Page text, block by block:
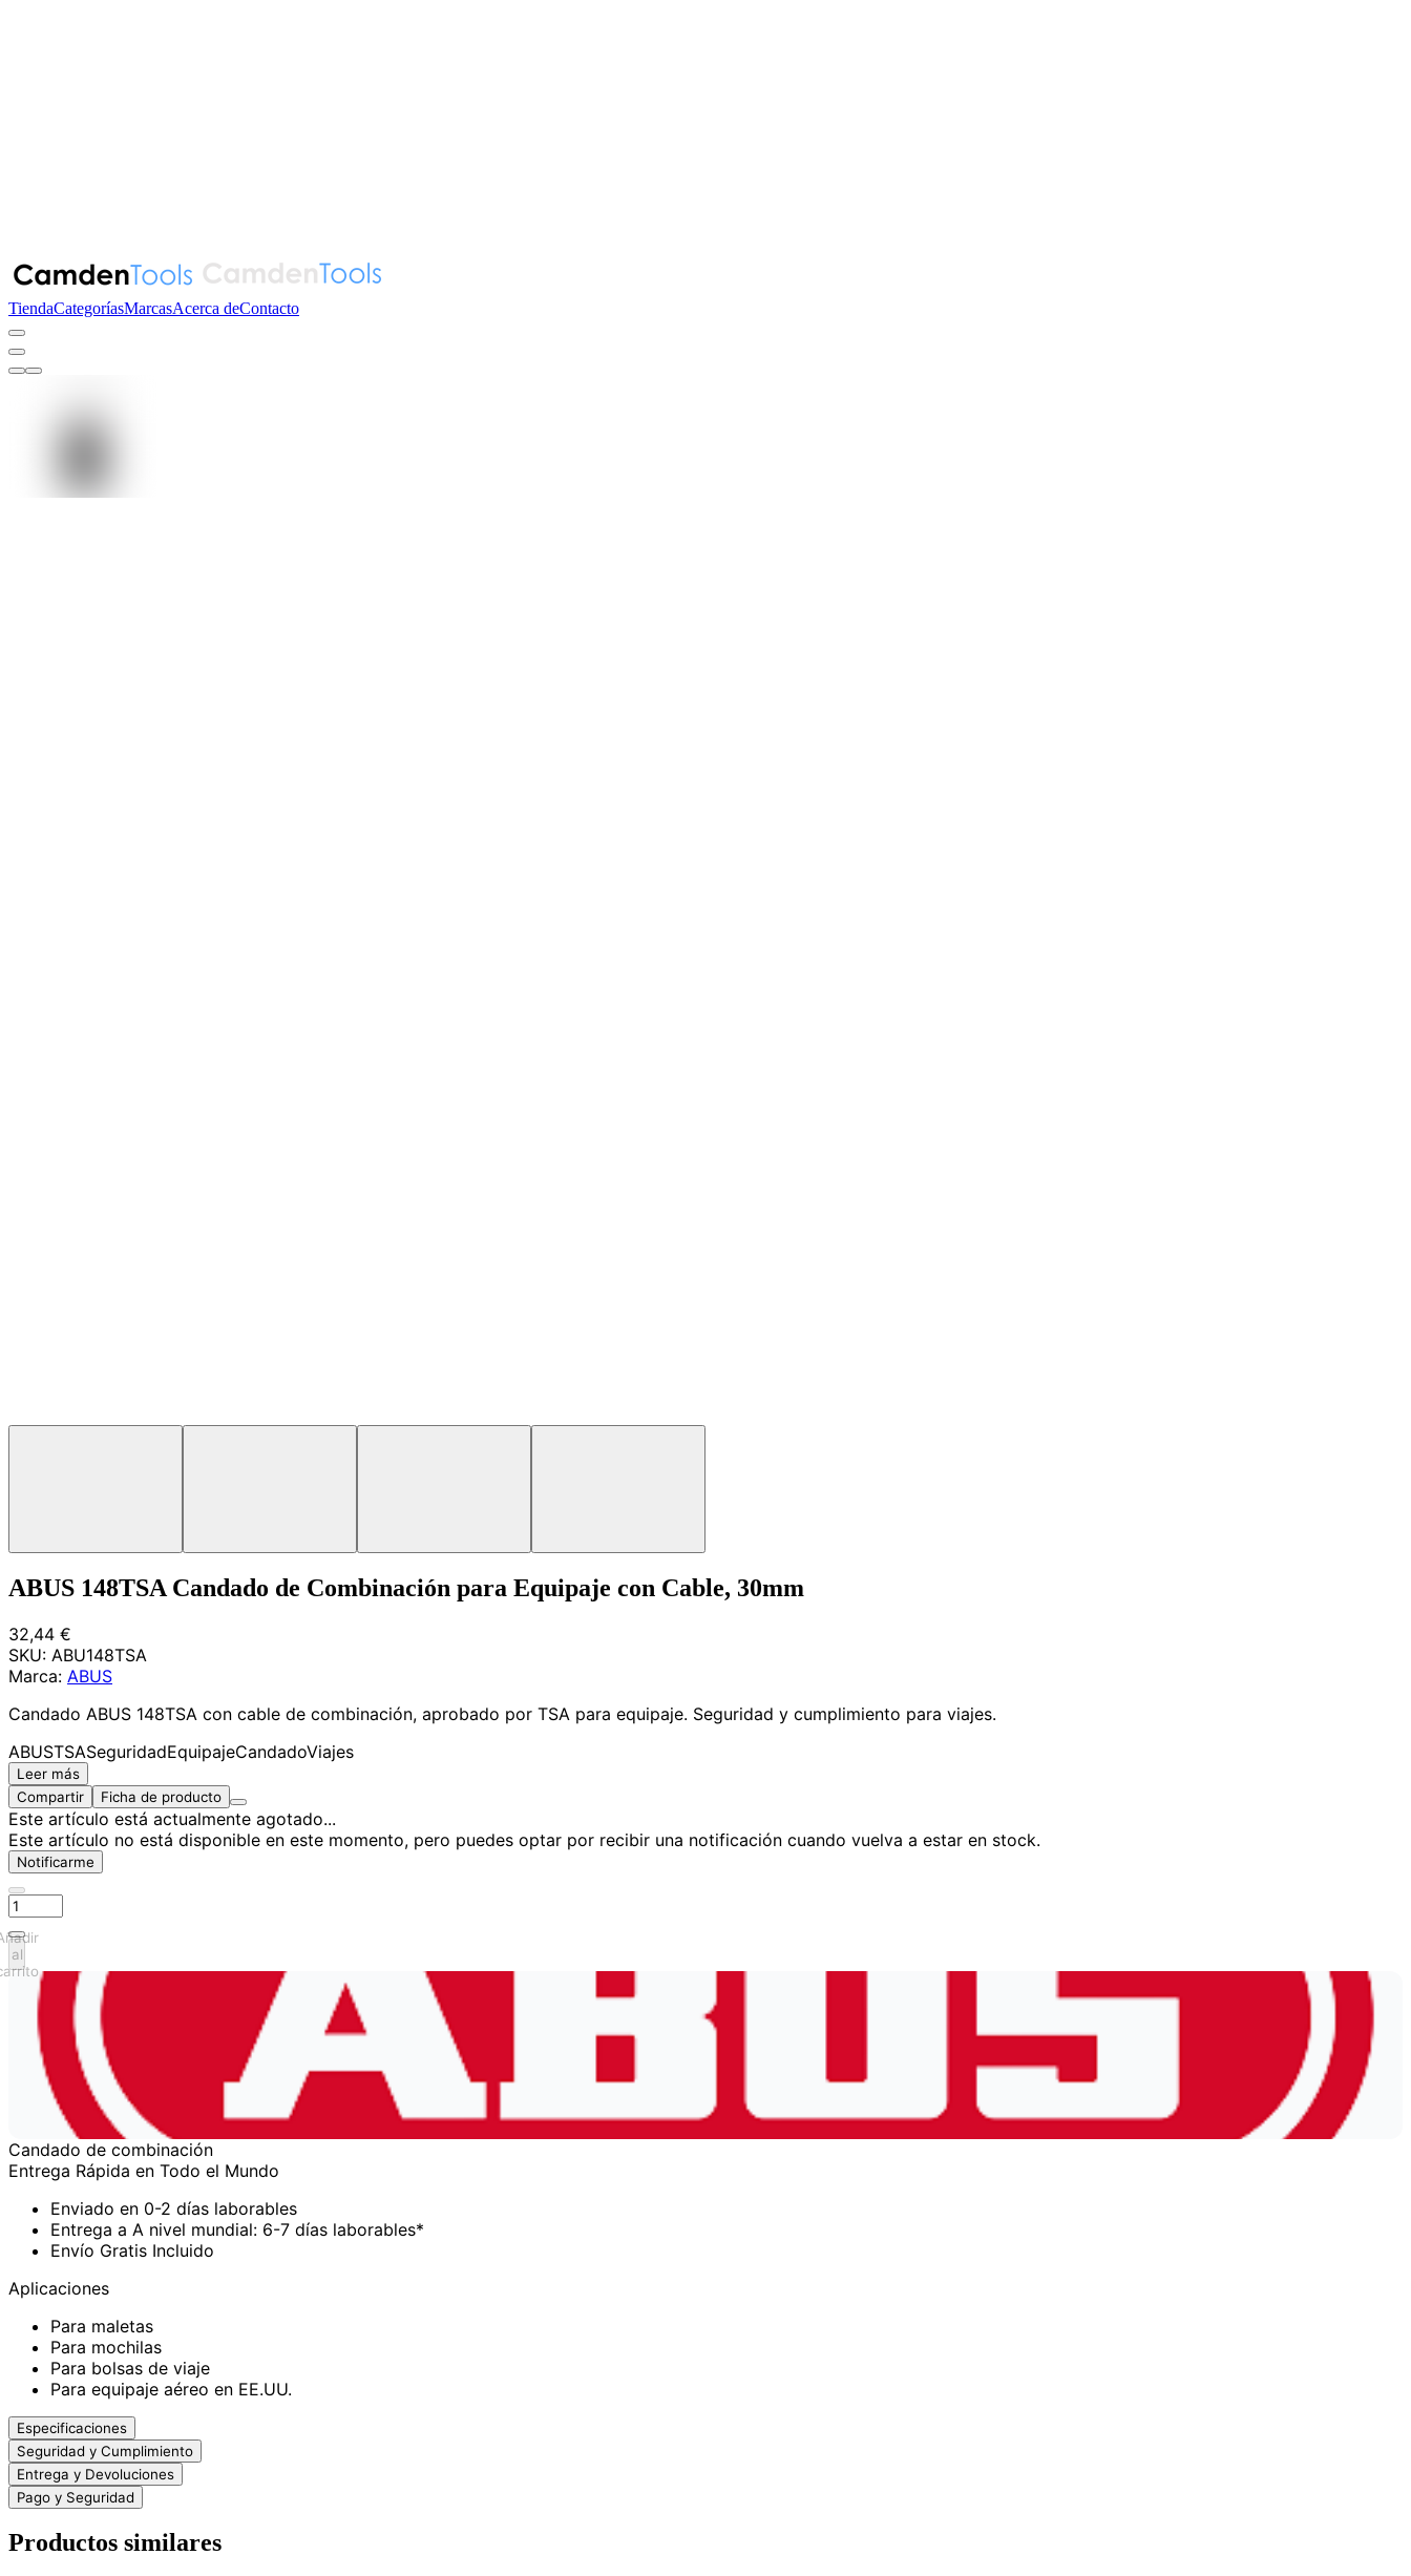
TiendaCategoríasMarcasAcerca deContacto
ABUS 148TSA Candado de Combinación para Equipaje con Cable, 30mm
32,44 €
SKU: ABU148TSA
Marca: ABUS
Candado ABUS 148TSA con cable de combinación, aprobado por TSA para equipaje. Seguridad y cumplimiento para viajes.
ABUSTSASeguridadEquipajeCandadoViajes
Leer más
Compartir
Ficha de producto
Este artículo está actualmente agotado...
Este artículo no está disponible en este momento, pero puedes optar por recibir una notificación cuando vuelva a estar en stock.
Notificarme
al
Candado de combinación
Entrega Rápida en Todo el Mundo
Enviado en 0-2 días laborables
Entrega a A nivel mundial: 6-7 días laborables*
Envío Gratis Incluido
Aplicaciones
Para maletas
Para mochilas
Para bolsas de viaje
Para equipaje aéreo en EE.UU.
Especificaciones
Seguridad y Cumplimiento
Entrega y Devoluciones
Pago y Seguridad
Productos similares